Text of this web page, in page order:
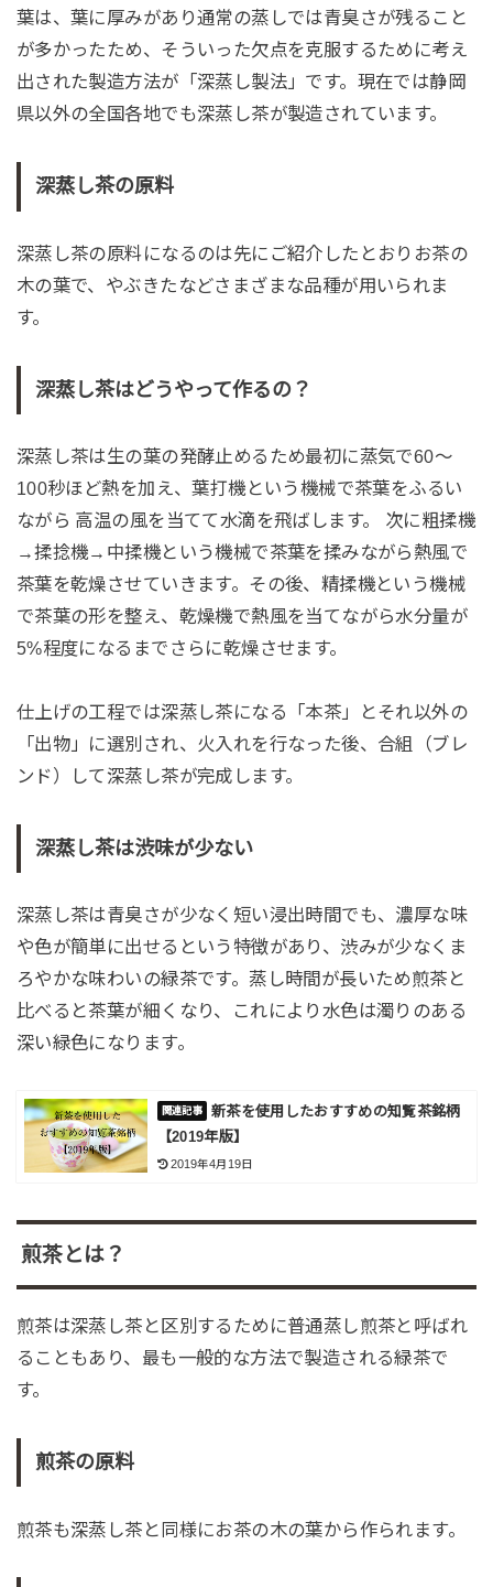
葉は、葉に厚みがあり通常の蒸しでは青臭さが残ること
が多かったため、そういった欠点を克服するために考え
出された製造方法が「深蒸し製法」です。現在では静岡
県以外の全国各地でも深蒸し茶が製造されています。
深蒸し茶の原料
深蒸し茶の原料になるのは先にご紹介したとおりお茶の
木の葉で、やぶきたなどさまざまな品種が用いられま
す。
深蒸し茶はどうやって作るの？
深蒸し茶は生の葉の発酵止めるため最初に蒸気で60～
100秒ほど熱を加え、葉打機という機械で茶葉をふるい
ながら 高温の風を当てて水滴を飛ばします。 次に粗揉機
→揉捻機→中揉機という機械で茶葉を揉みながら熱風で
茶葉を乾燥させていきます。その後、精揉機という機械
で茶葉の形を整え、乾燥機で熱風を当てながら水分量が
5%程度になるまでさらに乾燥させます。
仕上げの工程では深蒸し茶になる「本茶」とそれ以外の
「出物」に選別され、火入れを行なった後、合組（ブレ
ンド）して深蒸し茶が完成します。
深蒸し茶は渋味が少ない
深蒸し茶は青臭さが少なく短い浸出時間でも、濃厚な味
や色が簡単に出せるという特徴があり、渋みが少なくま
ろやかな味わいの緑茶です。蒸し時間が長いため煎茶と
比べると茶葉が細くなり、これにより水色は濁りのある
深い緑色になります。
新茶を使用したおすすめの知覧茶銘柄
【2019年版】
2019年4月19日
煎茶とは？
煎茶は深蒸し茶と区別するために普通蒸し煎茶と呼ばれ
ることもあり、最も一般的な方法で製造される緑茶で
す。
煎茶の原料
煎茶も深蒸し茶と同様にお茶の木の葉から作られます。